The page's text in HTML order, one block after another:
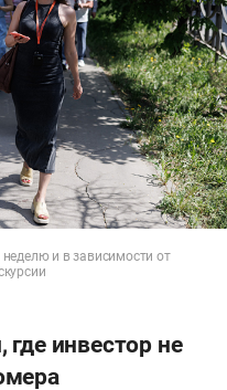
и в зависимости от
где инвестор не